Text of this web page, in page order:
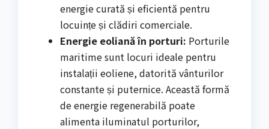
energie curată și eficientă pentru
locuințe și clădiri comerciale.
Energie eoliană în porturi: Porturile
maritime sunt locuri ideale pentru
instalații eoliene, datorită vânturilor
constante și puternice. Această formă
de energie regenerabilă poate
alimenta iluminatul porturilor,